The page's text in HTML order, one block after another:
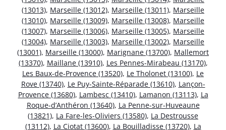
(13013), Marseille (13012), Marseille (13011), Marseille
(13010), Marseille (13009), Marseille (13008), Marseille
(13007), Marseille (13006), Marseille (13005), Marseille
(13004), Marseille (13003), Marseille (13002), Marseille
(13001), Marseille (13000), Marignane (13700), Mallemort
(13370), Maillane (13910), Les Pennes-Mirabeau (13170),
Les Baux-de-Provence (13520), Le Tholonet (13100), Le
Rove (13740), Le Puy-Sainte-Réparade (13610), Lançon-
Provence (13680), Lambesc (13410), Lamanon (13113), La
Roque-d’Anthéron (13640), La Penne-sur-Huveaune
(13821), La Fare-les-Oliviers (13580), La Destrousse
(13112), La Ciotat (13600), La Bouilladisse (13720), La